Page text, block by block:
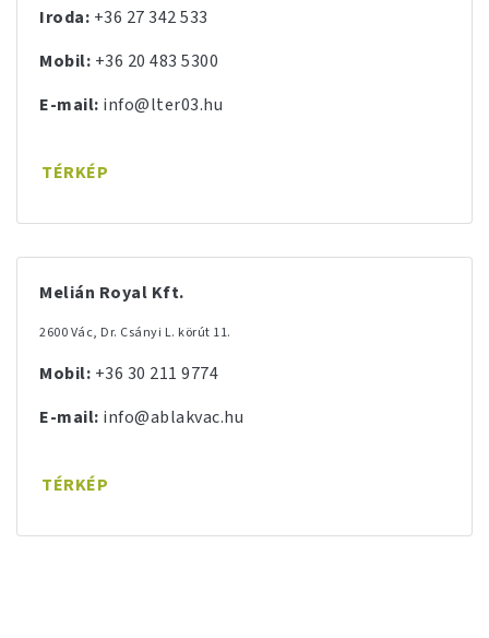
Iroda: +36 27 342 533
Mobil: +36 20 483 5300
E-mail: info@lter03.hu
TÉRKÉP
Melián Royal Kft.
2600 Vác, Dr. Csányi L. körút 11.
Mobil: +36 30 211 9774
E-mail: info@ablakvac.hu
TÉRKÉP